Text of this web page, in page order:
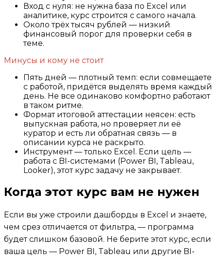
Вход с нуля: не нужна база по Excel или
аналитике, курс строится с самого начала.
Около трёх тысяч рублей — низкий
финансовый порог для проверки себя в
теме.
Минусы и кому не стоит
Пять дней — плотный темп: если совмещаете
с работой, придётся выделять время каждый
день. Не все одинаково комфортно работают
в таком ритме.
Формат итоговой аттестации неясен: есть
выпускная работа, но проверяет ли её
куратор и есть ли обратная связь — в
описании курса не раскрыто.
Инструмент — только Excel. Если цель —
работа с BI-системами (Power BI, Tableau,
Looker), этот курс задачу не закрывает.
Когда этот курс вам не нужен
Если вы уже строили дашборды в Excel и знаете,
чем срез отличается от фильтра, — программа
будет слишком базовой. Не берите этот курс, если
ваша цель — Power BI, Tableau или другие BI-